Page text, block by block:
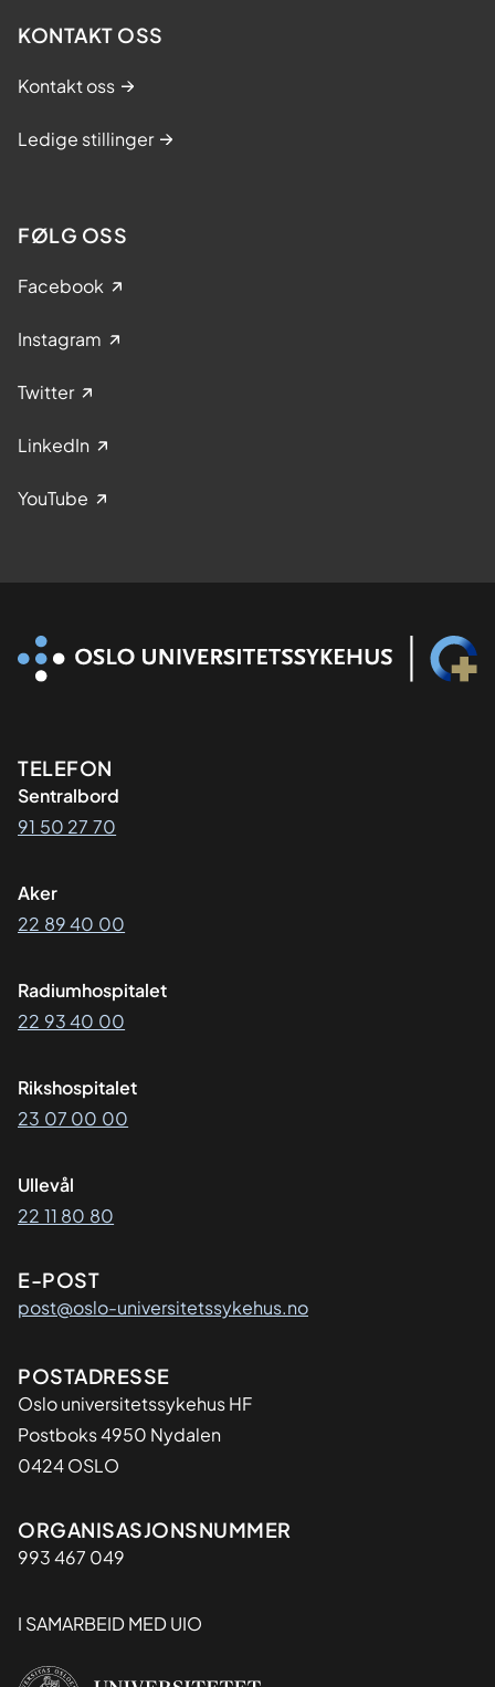
KONTAKT OSS
Kontakt oss
Ledige stillinger
FØLG OSS
Facebook
Instagram
Twitter
LinkedIn
YouTube
Kontaktinformasjon
TELEFON
Sentralbord
91 50 27 70
Aker
22 89 40 00
Radiumhospitalet
22 93 40 00
Rikshospitalet
23 07 00 00
Ullevål
22 11 80 80
E-POST
post@oslo-universitetssykehus.no
Adresse
POSTADRESSE
Oslo universitetssykehus HF
Postboks 4950 Nydalen
0424 OSLO
Organisasjon
ORGANISASJONSNUMMER
993 467 049
I SAMARBEID MED UIO